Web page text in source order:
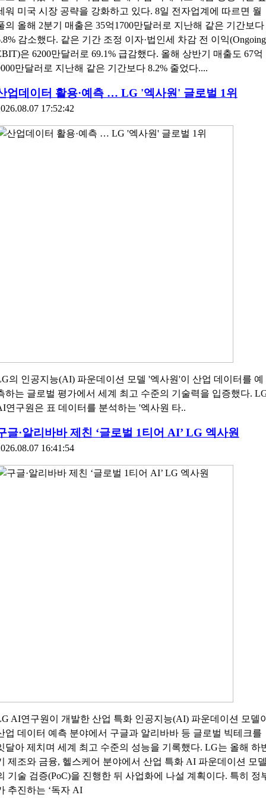
워 미국 시장 공략을 강화하고 있다. 8일 전자업계에 따르면 월
의 올해 2분기 매출은 35억1700만달러로 지난해 같은 기간보다
감소했다. 같은 기간 조정 이자·법인세 차감 전 이익(Ongoing
은 6200만달러로 69.1% 급감했다. 올해 상반기 매출도 67억
만달러로 지난해 같은 기간보다 8.2% 줄었다....
업데이터 활용·예측 … LG '엑사원' 글로벌 1위
17:52:42
의 인공지능(AI) 파운데이션 모델 '엑사원'이 산업 데이터를 예
하는 글로벌 평가에서 세계 최고 수준의 기술력을 입증했다.
연구원은 표 데이터를 분석하는 '엑사원 타..
글·알리바바 제친 ‘글로벌 1티어 AI’ LG 엑사원
16:41:54
AI연구원이 개발한 산업 특화 인공지능(AI) 파운데이션 모델
업 데이터 예측 분야에서 구글과 알리바바 등 글로벌 빅테크를
달아 제치며 세계 최고 수준의 성능을 기록했다. LG는 올해 하
제조와 금융, 헬스케어 분야에서 산업 특화 AI 파운데이션 모
기술 검증(PoC)을 진행한 뒤 사업화에 나설 계획이다. 특히 정
추진하는 ‘독자 AI